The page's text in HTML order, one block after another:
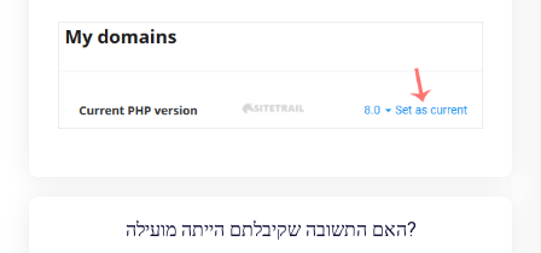
?האם התשובה שקיבלתם הייתה מועילה